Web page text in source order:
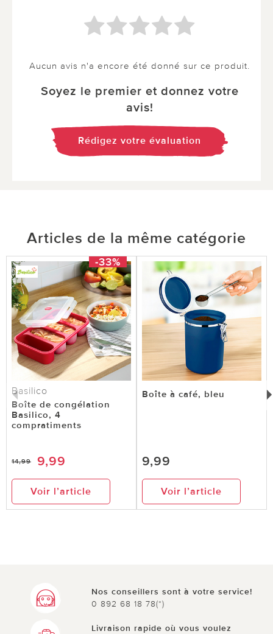
Aucun avis n'a encore été donné sur ce produit.
Soyez le premier et donnez votre
avis!
Rédigez votre évaluation
Articles de la même catégorie
-33%
Basilico
Boîte de congélation
Basilico, 4
compratiments
14,99 9,99
Voir l’article
Boîte à café, bleu
9,99
Voir l’article
Nos conseillers sont à votre service!
0 892 68 18 78(*)
Livraison rapide où vous voulez